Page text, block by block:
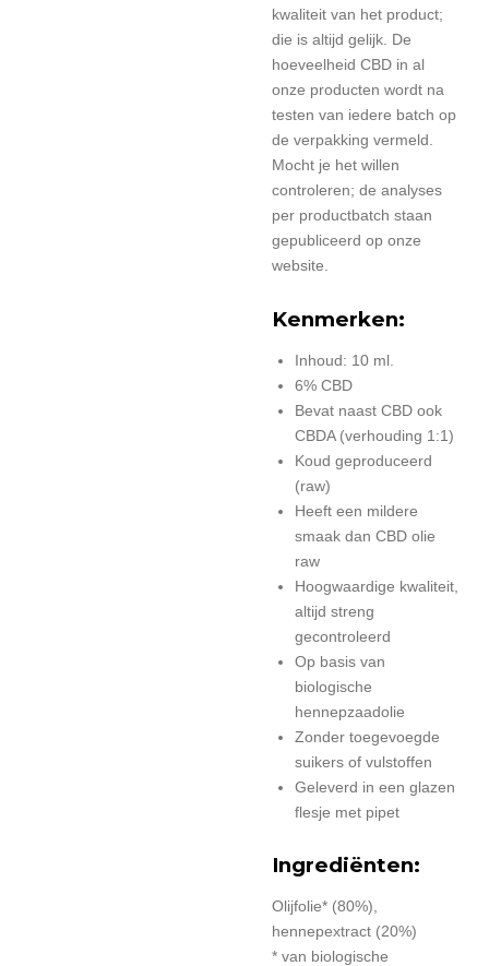
kwaliteit van het product;
die is altijd gelijk. De
hoeveelheid CBD in al
onze producten wordt na
testen van iedere batch op
de verpakking vermeld.
Mocht je het willen
controleren; de analyses
per productbatch staan
gepubliceerd op onze
website.
Kenmerken:
Inhoud: 10 ml.
6% CBD
Bevat naast CBD ook
CBDA (verhouding 1:1)
Koud geproduceerd
(raw)
Heeft een mildere
smaak dan CBD olie
raw
Hoogwaardige kwaliteit,
altijd streng
gecontroleerd
Op basis van
biologische
hennepzaadolie
Zonder toegevoegde
suikers of vulstoffen
Geleverd in een glazen
flesje met pipet
Ingrediënten:
Olijfolie* (80%),
hennepextract (20%)
* van biologische